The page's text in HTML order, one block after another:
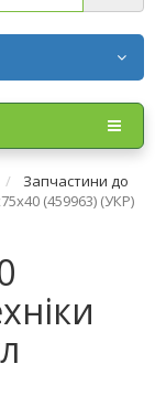
Запчастини до
(459963) (УКР)